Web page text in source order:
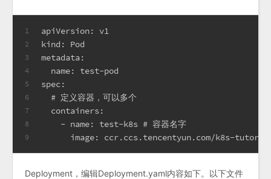
1
2
3
4
5
6
7
8
9
apiVersion: v1
kind: Pod
metadata:
  name: test-pod
spec:
  # 定义容器，可以多个
  containers:
    - name: test-k8s # 容器名字
image: ccr.ccs.tencentyun.com/k8s-
Deployment，编辑Deployment.yaml内容如下。以下文件